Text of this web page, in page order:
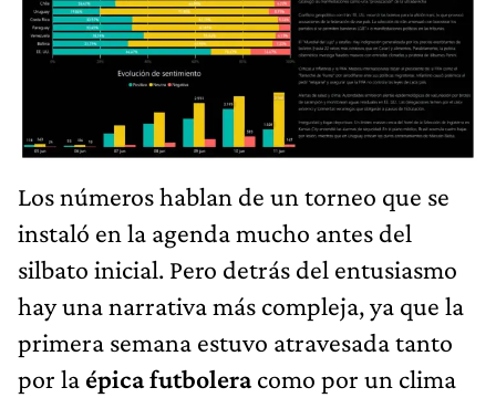
Los números hablan de un torneo que se
instaló en la agenda mucho antes del
silbato inicial. Pero detrás del entusiasmo
hay una narrativa más compleja, ya que la
primera semana estuvo atravesada tanto
por la épica futboleracomo por un clima